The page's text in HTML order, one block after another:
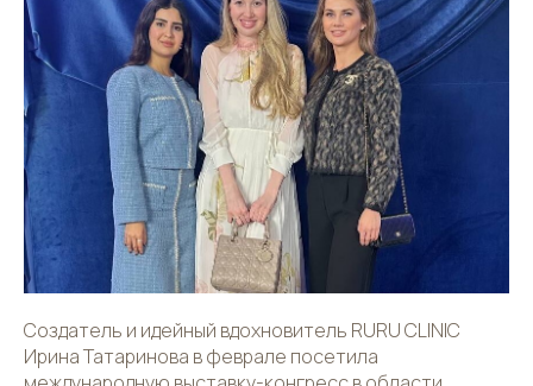
Создатель и идейный вдохновитель RURU CLINIC
Ирина Татаринова в феврале посетила